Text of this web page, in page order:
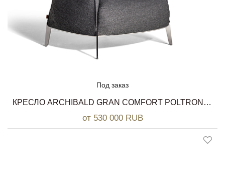
Под заказ
КРЕСЛО ARCHIBALD GRAN COMFORT POLTRONA FRAU
от 530 000 RUB